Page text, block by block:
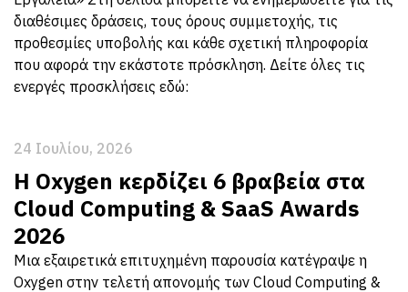
διαθέσιμες δράσεις, τους όρους συμμετοχής, τις
προθεσμίες υποβολής και κάθε σχετική πληροφορία
που αφορά την εκάστοτε πρόσκληση. Δείτε όλες τις
ενεργές προσκλήσεις εδώ:
24 Ιουλίου, 2026
Η Oxygen κερδίζει 6 βραβεία στα
Cloud Computing & SaaS Awards
2026
Μια εξαιρετικά επιτυχημένη παρουσία κατέγραψε η
Oxygen στην τελετή απονομής των Cloud Computing &